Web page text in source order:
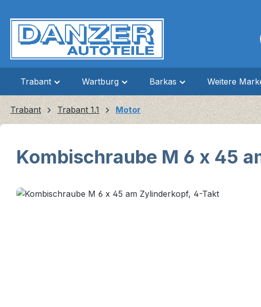
Trabant Wartburg Barkas Weitere
Trabant Trabant 1.1 Motor
Kombischraube M 6 x 45
Bildergalerie überspringen